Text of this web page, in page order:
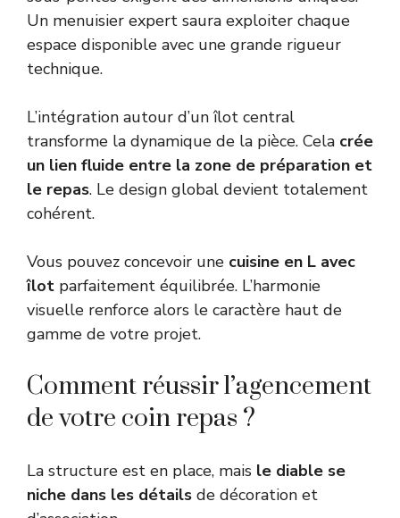
Un menuisier expert saura exploiter chaque
espace disponible avec une grande rigueur
technique.
L’intégration autour d’un îlot central
transforme la dynamique de la pièce. Cela crée
un lien fluide entre la zone de préparation et
le repas. Le design global devient totalement
cohérent.
Vous pouvez concevoir une cuisine en L avec
îlot parfaitement équilibrée. L’harmonie
visuelle renforce alors le caractère haut de
gamme de votre projet.
Comment réussir l’agencement
de votre coin repas ?
La structure est en place, mais le diable se
niche dans les détails de décoration et